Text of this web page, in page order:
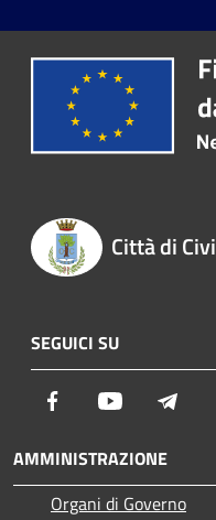
Città di
SEGUICI SU
Facebook Youtube
AMMINISTRAZIONE
Organi di Governo